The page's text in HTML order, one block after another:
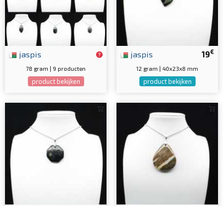
jaspis
78 gram | 9 producten
product bekijken
19€
jaspis
12 gram | 40x23x8 mm
product bekijken